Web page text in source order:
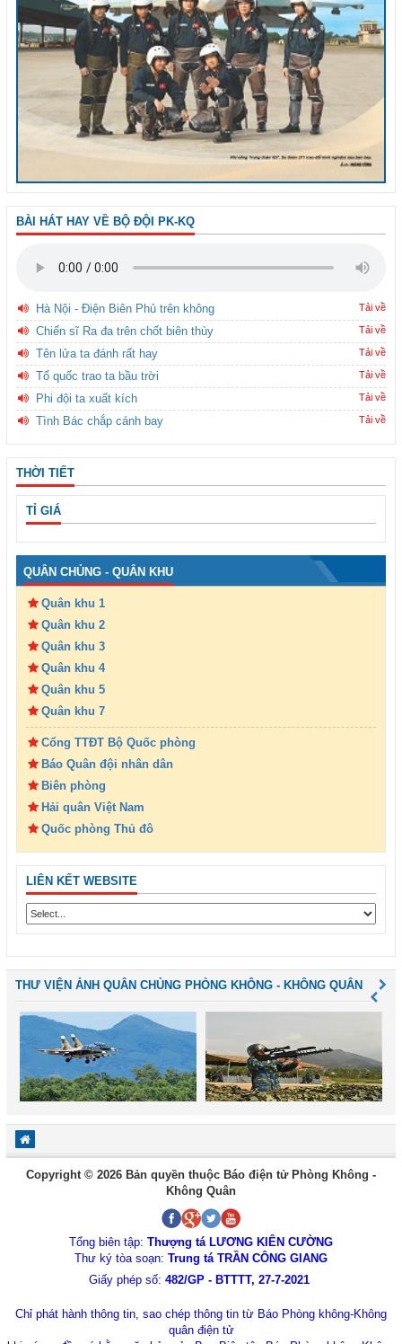
BÀI HÁT HAY VỀ BỘ ĐỘI PK-KQ
Hà Nội - Điện Biên Phủ trên không Tải về
Chiến sĩ Ra đa trên chốt biên thùy Tải về
Tên lửa ta đánh rất hay Tải về
Tổ quốc trao ta bầu trời Tải về
Phi đội ta xuất kích Tải về
Tình Bác chắp cánh bay Tải về
THỜI TIẾT
TỈ GIÁ
QUÂN CHỦNG - QUÂN KHU
Quân khu 1
Quân khu 2
Quân khu 3
Quân khu 4
Quân khu 5
Quân khu 7
Cổng TTĐT Bộ Quốc phòng
Báo Quân đội nhân dân
Biên phòng
Hải quân Việt Nam
Quốc phòng Thủ đô
LIÊN KẾT WEBSITE
THƯ VIỆN ẢNH QUÂN CHỦNG PHÒNG KHÔNG - KHÔNG QUÂN
Copyright © 2026 Bản quyền thuộc Báo điện tử Phòng Không -
Không Quân
Tổng biên tập: Thượng tá LƯƠNG KIÊN CƯỜNG
Thư ký tòa soạn: Trung tá TRẦN CÔNG GIANG
Giấy phép số: 482/GP - BTTTT, 27-7-2021
Chỉ phát hành thông tin, sao chép thông tin từ Báo Phòng không-Không
quân điện tử